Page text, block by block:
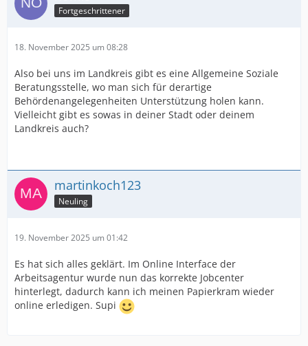
Fortgeschrittener
18. November 2025 um 08:28
Also bei uns im Landkreis gibt es eine Allgemeine Soziale
Beratungsstelle, wo man sich für derartige
Behördenangelegenheiten Unterstützung holen kann.
Vielleicht gibt es sowas in deiner Stadt oder deinem
Landkreis auch?
martinkoch123
Neuling
19. November 2025 um 01:42
Es hat sich alles geklärt. Im Online Interface der
Arbeitsagentur wurde nun das korrekte Jobcenter
hinterlegt, dadurch kann ich meinen Papierkram wieder
online erledigen. Supi